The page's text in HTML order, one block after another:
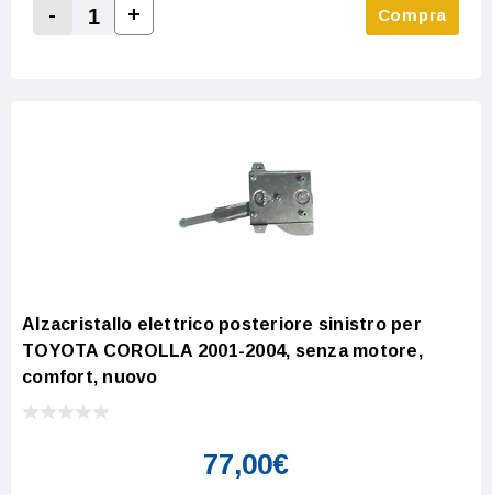
Decrease Quantity:
-
Increase Quantity:
+ Compra
Alzacristallo elettrico posteriore sinistro per
TOYOTA COROLLA 2001-2004, senza motore,
comfort, nuovo
77,00€